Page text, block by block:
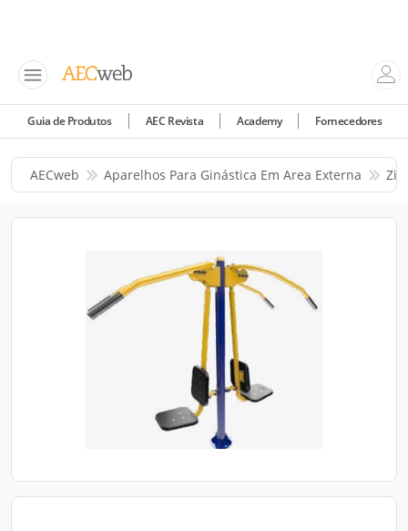
Guia de Produtos AEC Revista Academy Fornecedores
AECweb Aparelhos Para Ginástica Em Area Externa